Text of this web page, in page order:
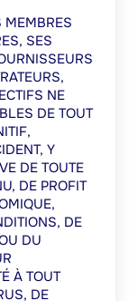
MEMBRES
SES
NE
DE TOUT
Y
DE TOUTE
DE PROFIT
DE
DU
À TOUT
DE